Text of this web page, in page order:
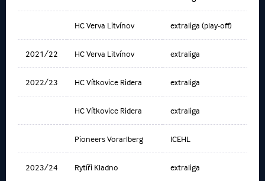
HC Verva Litvínov extraliga (play-off)
2021/22 HC Verva Litvínov extraliga
2022/23 HC Vítkovice Ridera extraliga
HC Vítkovice Ridera extraliga
Pioneers Vorarlberg ICEHL
2023/24 Rytíři Kladno extraliga